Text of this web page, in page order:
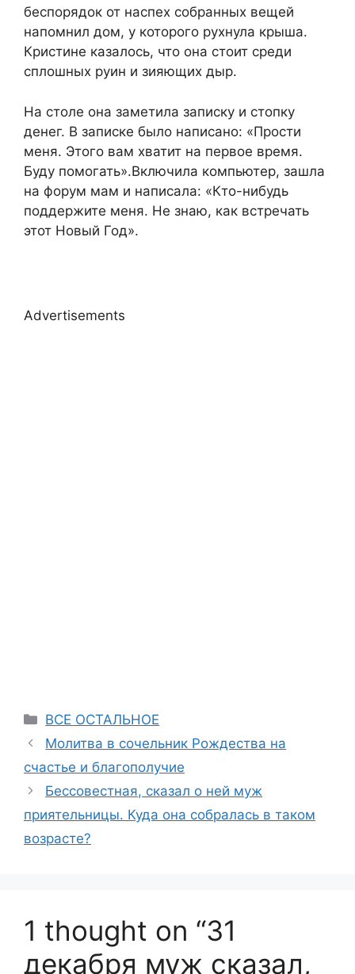
беспорядок от наспех собранных вещей
напомнил дом, у которого рухнула крыша.
Кристине казалось, что она стоит среди
сплошных руин и зияющих дыр.
На столе она заметила записку и стопку
денег. В записке было написано: «Прости
меня. Этого вам хватит на первое время.
Буду помогать».Включила компьютер, зашла
на форум мам и написала: «Кто-нибудь
поддержите меня. Не знаю, как встречать
этот Новый Год».
Advertisements
Categories
ВСЕ ОСТАЛЬНОЕ
Молитва в сочельник Рождества на
счастье и благополучие
Бессовестная, сказал о ней муж
приятельницы. Куда она собралась в таком
возрасте?
1 thought on “31
декабря муж сказал,